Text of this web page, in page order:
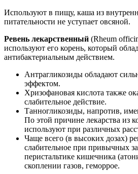
Используют в пищу, каша из
питательности не уступает овсяной.
Ревень лекарственный (Rheum
используют его корень, который
антибактериальным действием.
Антрагликозиды обладают
эффектом.
Хризофановая кислота также
слабительное действие.
Танногликозиды, напротив,
По этой причине лекарства из
используют при различных
Чаще всего (в высоких дозах)
слабительное при привычных
перистальтике кишечника
скоплении газов, геморрое.